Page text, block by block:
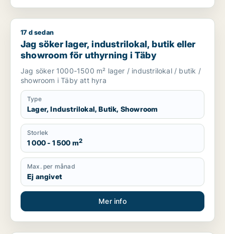
Jag söker lager, industrilokal, butik eller showroom för
17 d sedan
Jag söker lager, industrilokal, butik eller
showroom för uthyrning i Täby
Jag söker 1000-1500 m² lager / industrilokal / butik /
showroom i Täby att hyra
Type
Lager, Industrilokal, Butik, Showroom
Storlek
1 000 - 1 500 m2
Max. per månad
Ej angivet
Mer info